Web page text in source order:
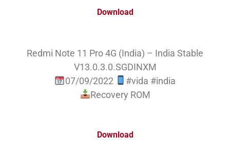
Download
Redmi Note 11 Pro 4G (India) – India Stable
V13.0.3.0.SGDINXM
07/09/2022
#vida #india
Recovery ROM
Download